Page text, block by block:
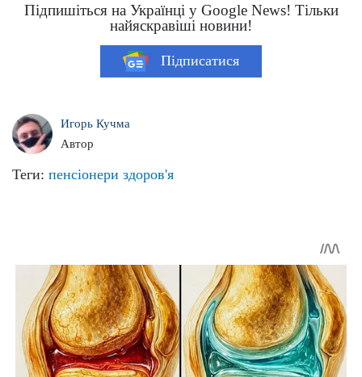
Підпишіться на Українці у Google News! Тільки
найяскравіші новини!
Підписатися
Игорь Кучма
Автор
Теги: пенсіонери здоров'я